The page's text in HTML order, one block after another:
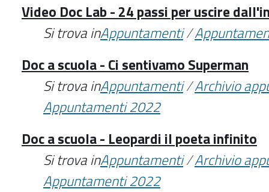
Video Doc Lab - 24 passi per uscire
Si trova inAppuntamenti/
Doc a scuola - Ci sentivamo Superman
Si trova inAppuntamenti/Archivio
Appuntamenti 2022
Doc a scuola - Leopardi il poeta infinito
Si trova inAppuntamenti/Archivio
Appuntamenti 2022